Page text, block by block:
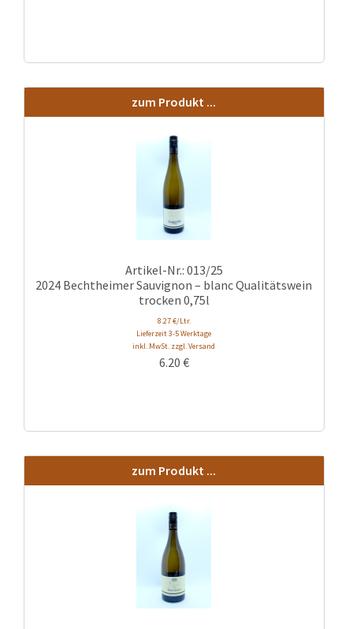
Artikel-Nr.: 013/25
2024 Bechtheimer Sauvignon – blanc Qualitätswein
trocken 0,75l
8.27 €/Ltr.
Lieferzeit 3-5 Werktage
inkl. MwSt. zzgl. Versand
6.20 €
zum Produkt ...
zum Produkt ...